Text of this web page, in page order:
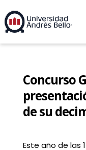
Concurso
de su
Este año de las